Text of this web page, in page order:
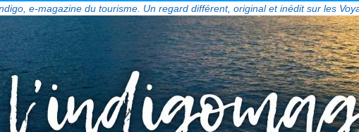
e-magazine du tourisme. Un regard différent, original et inédit sur les